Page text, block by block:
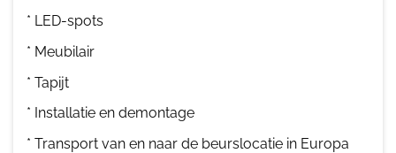
* LED-spots
* Meubilair
* Tapijt
* Installatie en demontage
* Transport van en naar de beurslocatie in Europa